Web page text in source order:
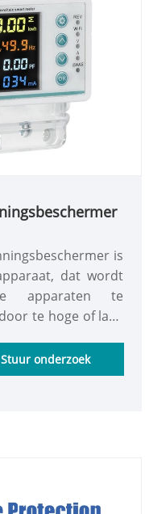
is
dat wordt
apparaten te
te hoge of lage
-app en de
bewaken. Als de
Stuur onderzoek